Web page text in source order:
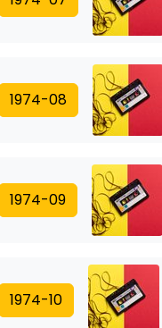
1974-08
1974-09
1974-10